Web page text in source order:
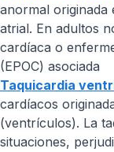
anormal originada
atrial. En adultos
cardíaca o
(EPOC) asociada
Taquicardia
cardíacos
(ventrículos). La
situaciones,